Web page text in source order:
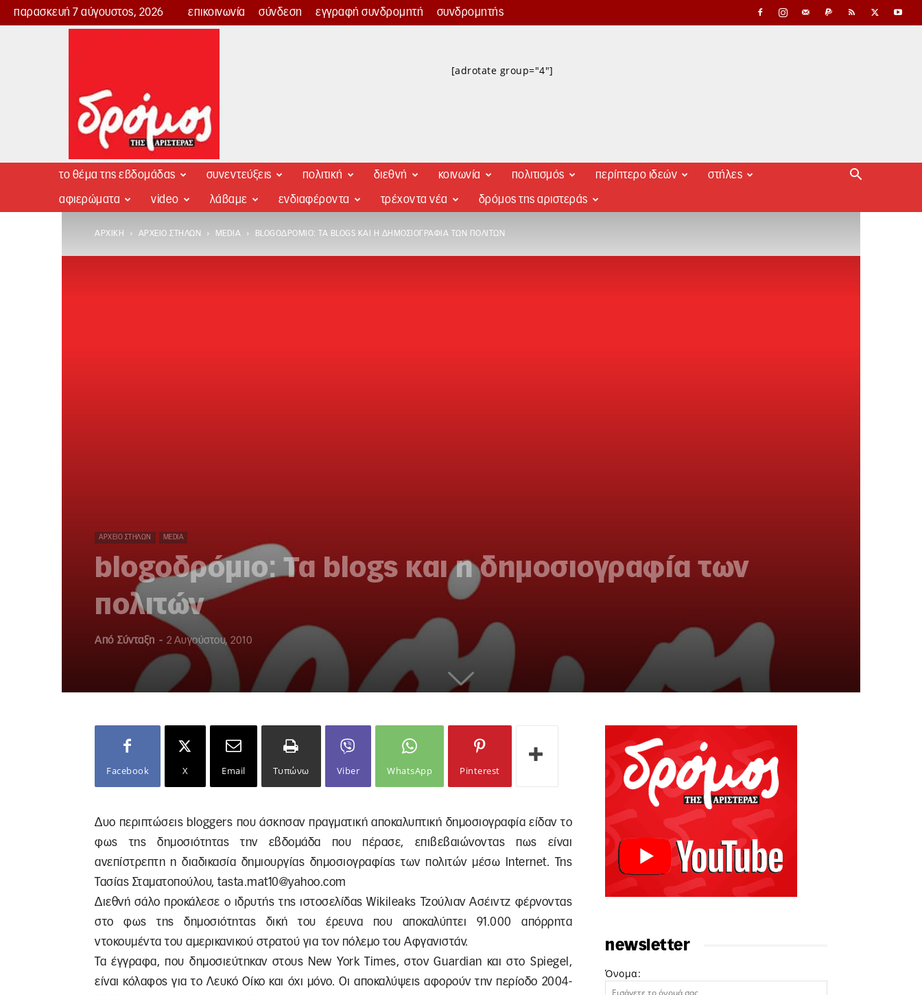
παρασκευή 7 αύγουστος, 2026 επικοινωνία σύνδεση εγγραφή συνδρομητή συνδρομητής
Δρόμος
[adrotate group="4"]
το θέμα της εβδομάδας συνεντεύξεις πολιτική διεθνή κοινωνία πολιτισμός περίπτερο ιδεών στήλες
αφιερώματα video λάβαμε ενδιαφέροντα τρέχοντα νέα δρόμος της αριστεράς
ΑΡΧΙΚΉ ΑΡΧΕΊΟ ΣΤΗΛΏΝ MEDIA BLOGΟΔΡΌΜΙΟ: ΤΑ BLOGS ΚΑΙ Η ΔΗΜΟΣΙΟΓΡΑΦΊΑ ΤΩΝ ΠΟΛΙΤΏΝ
ΑΡΧΕΊΟ ΣΤΗΛΏΝ MEDIA
blogοδρόμιο: Τα blogs και η δημοσιογραφία των
πολιτών
Από Σύνταξη - 2 Αυγούστου, 2010
Facebook X Email Τυπώνω Viber WhatsApp Pinterest
Δυο περιπτώσεις bloggers που άσκησαν πραγματική αποκαλυπτική δημοσιογραφία είδαν το
φως της δημοσιότητας την εβδομάδα που πέρασε, επιβεβαιώνοντας πως είναι
ανεπίστρεπτη η διαδικασία δημιουργίας δημοσιογραφίας των πολιτών μέσω Ιnternet. Της
Τασίας Σταματοπούλου, tasta.mat10@yahoo.com
Διεθνή σάλο προκάλεσε ο ιδρυτής της ιστοσελίδας Wikileaks Τζούλιαν Ασέιντζ φέρνοντας
στο φως της δημοσιότητας δική του έρευνα που αποκαλύπτει 91.000 απόρρητα
ντοκουμέντα του αμερικανικού στρατού για τον πόλεμο του Αφγανιστάν.
Τα έγγραφα, που δημοσιεύτηκαν στους New York Times, στον Guardian και στο Spiegel,
είναι κόλαφος για το Λευκό Οίκο και όχι μόνο. Οι αποκαλύψεις αφορούν την περίοδο 2004-
newsletter
Όνομα: